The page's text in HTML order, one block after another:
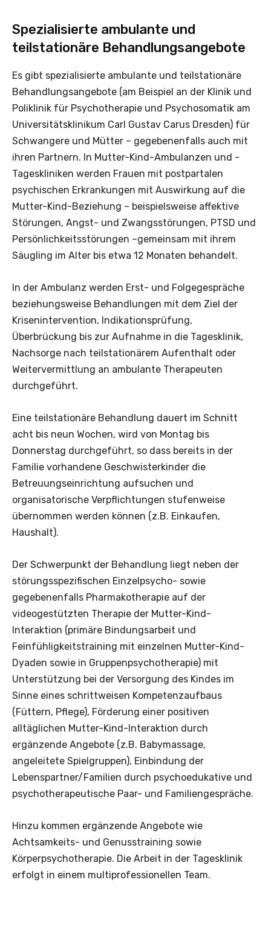
Spezialisierte ambulante und
teilstationäre Behandlungsangebote
Es gibt spezialisierte ambulante und teilstationäre
Behandlungsangebote (am Beispiel an der Klinik und
Poliklinik für Psychotherapie und Psychosomatik am
Universitätsklinikum Carl Gustav Carus Dresden) für
Schwangere und Mütter – gegebenenfalls auch mit
ihren Partnern. In Mutter-Kind-Ambulanzen und -
Tageskliniken werden Frauen mit postpartalen
psychischen Erkrankungen mit Auswirkung auf die
Mutter-Kind-Beziehung – beispielsweise affektive
Störungen, Angst- und Zwangsstörungen, PTSD und
Persönlichkeitsstörungen –gemeinsam mit ihrem
Säugling im Alter bis etwa 12 Monaten behandelt.
In der Ambulanz werden Erst- und Folgegespräche
beziehungsweise Behandlungen mit dem Ziel der
Krisenintervention, Indikationsprüfung,
Überbrückung bis zur Aufnahme in die Tagesklinik,
Nachsorge nach teilstationärem Aufenthalt oder
Weitervermittlung an ambulante Therapeuten
durchgeführt.
Eine teilstationäre Behandlung dauert im Schnitt
acht bis neun Wochen, wird von Montag bis
Donnerstag durchgeführt, so dass bereits in der
Familie vorhandene Geschwisterkinder die
Betreuungseinrichtung aufsuchen und
organisatorische Verpflichtungen stufenweise
übernommen werden können (z.B. Einkaufen,
Haushalt).
Der Schwerpunkt der Behandlung liegt neben der
störungsspezifischen Einzelpsycho- sowie
gegebenenfalls Pharmakotherapie auf der
videogestützten Therapie der Mutter-Kind-
Interaktion (primäre Bindungsarbeit und
Feinfühligkeitstraining mit einzelnen Mutter-Kind-
Dyaden sowie in Gruppenpsychotherapie) mit
Unterstützung bei der Versorgung des Kindes im
Sinne eines schrittweisen Kompetenzaufbaus
(Füttern, Pflege), Förderung einer positiven
alltäglichen Mutter-Kind-Interaktion durch
ergänzende Angebote (z.B. Babymassage,
angeleitete Spielgruppen), Einbindung der
Lebenspartner/Familien durch psychoedukative und
psychotherapeutische Paar- und Familiengespräche.
Hinzu kommen ergänzende Angebote wie
Achtsamkeits- und Genusstraining sowie
Körperpsychotherapie. Die Arbeit in der Tagesklinik
erfolgt in einem multiprofessionellen Team.